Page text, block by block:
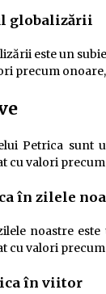
globalizării
este un
precum
Petrica
cu valori
în zilele
noastre
cu valori
în viitor